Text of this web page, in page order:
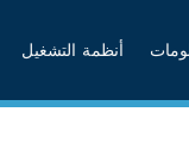
أنظمة التشغيل